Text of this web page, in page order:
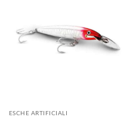
ESCHE ARTIFICIALI